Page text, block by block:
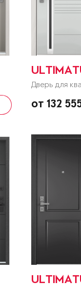
Дверь для
от 132